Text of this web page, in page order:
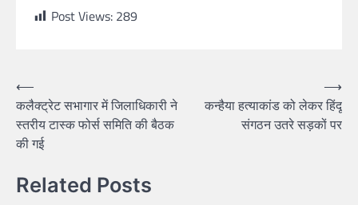
Post Views: 289
⟵
कलैक्ट्रेट सभागार में जिलाधिकारी ने
स्तरीय टास्क फोर्स समिति की बैठक
की गई
कन्हैया हत्याकांड को लेकर हिंदू
संगठन उतरे सड़कों पर
⟶
Related Posts